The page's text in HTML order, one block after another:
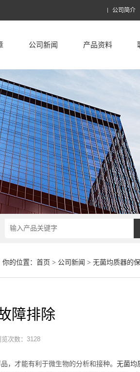
公司简介
公司新闻 产品资料
你的位置： 首页 > 公司新闻 > 无菌均质器的
障排除
览次数：3128
，才能有利于微生物的分析和接种。 无菌均